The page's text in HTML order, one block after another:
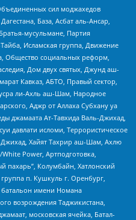
сил моджахедов
База, Асбат аль-Ансар,
мусульмане, Партия
Исламская группа, Движение
Общество социальных реформ,
Дом двух святых, Джунд аш-
Кавказ, АБТО, Правый сектор,
ли-Ахль аш-Шам, Народное
Аджр от Аллаха Субхану уа
джамаата Ат-Тавхида Валь-Джихад,
давлати исломи, Террористическое
Джихад, Хайят Тахрир аш-Шам, Ахлю
Power, Артподготовка,
пахарь”, Колумбайн, Хатлонский
п. Кушкуль г. Оренбург,
батальон имени Номана
возрождения Таджикистана,
московская ячейка, Батал-